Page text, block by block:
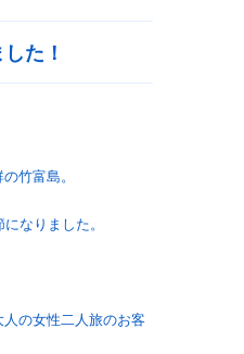
た！
竹富島。
なりました。
の女性二人旅のお客